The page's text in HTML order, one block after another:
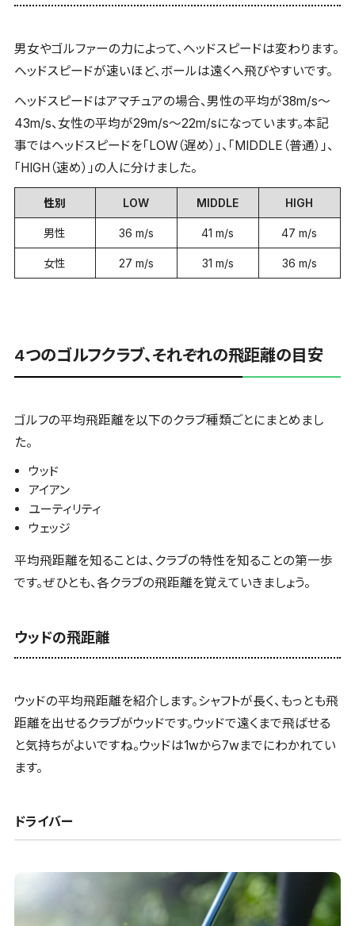
男女やゴルファーの力によって、ヘッドスピードは変わります。
ヘッドスピードが速いほど、ボールは遠くへ飛びやすいです。
ヘッドスピードはアマチュアの場合、男性の平均が38m/s～
43m/s、女性の平均が29m/s～22m/sになっています。本記
事ではヘッドスピードを「LOW（遅め）」、「MIDDLE（普通）」、
「HIGH（速め）」の人に分けました。
性別 LOW MIDDLE HIGH
男性 36 m/s 41 m/s 47 m/s
女性 27 m/s 31 m/s 36 m/s
4つのゴルフクラブ、それぞれの飛距離の目安
ゴルフの平均飛距離を以下のクラブ種類ごとにまとめまし
た。
ウッド
アイアン
ユーティリティ
ウェッジ
平均飛距離を知ることは、クラブの特性を知ることの第一歩
です。ぜひとも、各クラブの飛距離を覚えていきましょう。
ウッドの飛距離
ウッドの平均飛距離を紹介します。シャフトが長く、もっとも飛
距離を出せるクラブがウッドです。ウッドで遠くまで飛ばせる
と気持ちがよいですね。ウッドは1wから7wまでにわかれてい
ます。
ドライバー